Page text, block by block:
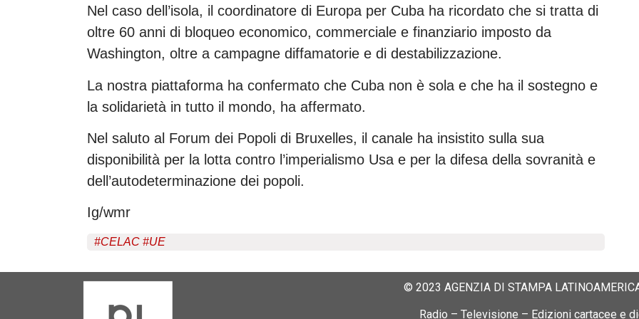
Nel caso dell’isola, il coordinatore di Europa per Cuba ha ricordato che si tratta di
oltre 60 anni di bloqueo economico, commerciale e finanziario imposto da
Washington, oltre a campagne diffamatorie e di destabilizzazione.
La nostra piattaforma ha confermato che Cuba non è sola e che ha il sostegno e
la solidarietà in tutto il mondo, ha affermato.
Nel saluto al Forum dei Popoli di Bruxelles, il canale ha insistito sulla sua
disponibilità per la lotta contro l’imperialismo Usa e per la difesa della sovranità e
dell’autodeterminazione dei popoli.
Ig/wmr
#CELAC #UE
© 2023 AGENZIA DI STAMPA
Radio – Televisione – Edizioni cartacee e